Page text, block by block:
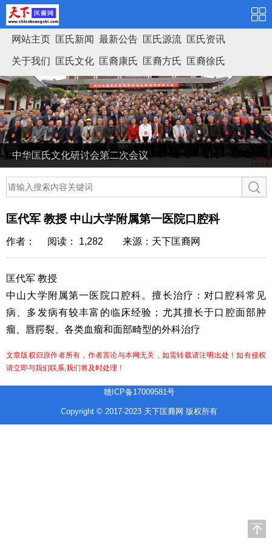
网站主页 匡氏新闻 最新公告 匡氏源流 匡氏资讯
关于我们 匡氏文化 匡裔康氏 匡裔方氏 匡裔徐氏
匡氏家谱
中华匡氏文化研讨会第二次会议
匡代军 教授 中山大学附属第一医院口腔科
作者： 阅读： 1,282 来源：天下匡裔网
匡代军 教授
中山大学附属第一医院口腔科。擅长治疗：对口腔科常见
病、多发病有较丰富的临床经验；尤其擅长于口腔面部肿
瘤、唇腭裂、各类血瘤和面部畸型的外科治疗
文章版权归原作者所有，作者言论与本网无关，如需转载请注明出处！如有侵权
请立即与我们联系,我们将及时处理！
赣ICP备17009581号
Copyright © 2017-2023 天下匡裔网 版权所有